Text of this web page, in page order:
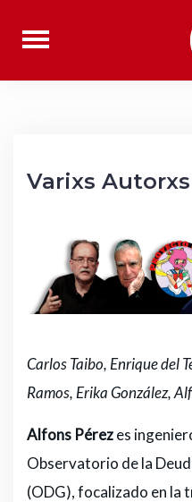
Varixs Autorxs
Carlos Taibo, Enrique del
Ramos, Erika González,
Alfons Pérezes
Observatorio de la
(ODG), focalizado en la